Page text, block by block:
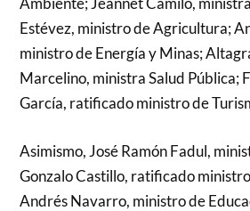
Estévez, ministro de Agricultura;
ministro de Energía y Minas;
Marcelino, ministra Salud Pública;
García, ratificado ministro de
Asimismo, José Ramón Fadul,
Gonzalo Castillo, ratificado
Andrés Navarro, ministro de